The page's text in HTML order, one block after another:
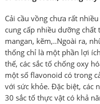
Cải cầu vồng chưa rất
cung cấp nhiều dưỡng chất
mangan, kẽm,..Ngoài ra,
thống chỉ là một phần lợi
thế, các sắc tố chống oxy
một số flavonoid có trong
với sức khỏe. Đặc biệt, các
30 sắc tố thực vật có khả